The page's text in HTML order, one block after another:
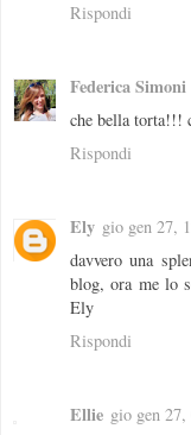
Rispondi
Federica Simoni
che bella
Rispondi
Ely gio gen 27,
davvero una
blog, ora me lo
Ely
Rispondi
Ellie gio gen